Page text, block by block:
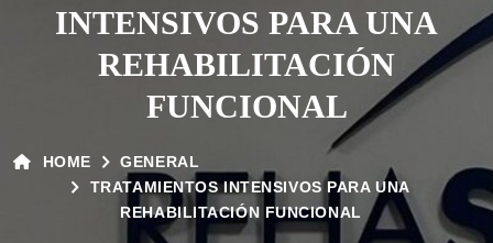
INTENSIVOS PARA UNA
REHABILITACIÓN
FUNCIONAL
HOME
GENERAL
TRATAMIENTOS INTENSIVOS PARA UNA
REHABILITACIÓN FUNCIONAL